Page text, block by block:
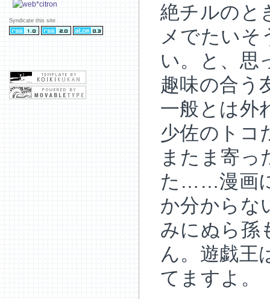
Syndicate this site
絶チルのと
メでたいそ
い。と、思
趣味の合う
一般とは
少佐のトコ
またま寄っ
た……漫画
か分からな
みにぬら孫
ん。遊戯王
てますよ。